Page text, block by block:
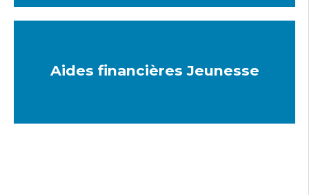
Aides financières Jeunesse